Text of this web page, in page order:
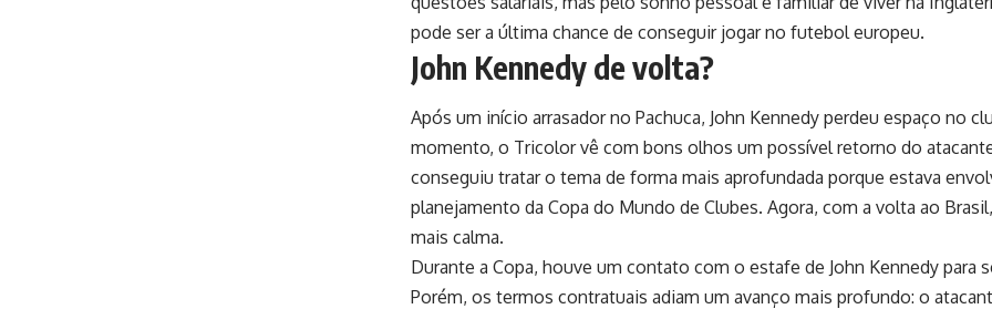
pode ser a última chance de conseguir jogar no futebol europeu.
John Kennedy de volta?
Após um início arrasador no Pachuca, John Kennedy perdeu espaço no
momento, o Tricolor vê com bons olhos um possível retorno do
conseguiu tratar o tema de forma mais aprofundada porque estava
planejamento da Copa do Mundo de Clubes. Agora, com a volta ao
mais calma.
Durante a Copa, houve um contato com o estafe de John Kennedy para
Porém, os termos contratuais adiam um avanço mais profundo: o